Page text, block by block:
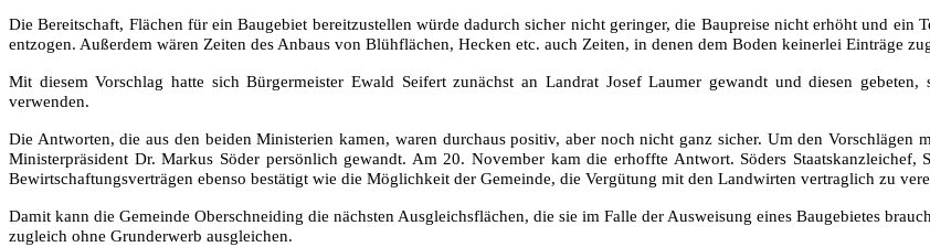
Die Bereitschaft, Flächen für ein Baugebiet bereitzustellen würde dadurch sicher nicht geringer, die Baupreise nicht erhöht und
entzogen. Außerdem wären Zeiten des Anbaus von Blühflächen, Hecken etc. auch Zeiten, in denen dem Boden keinerlei Einträge
Mit diesem Vorschlag hatte sich Bürgermeister Ewald Seifert zunächst an Landrat Josef Laumer gewandt und diesen
verwenden.
Die Antworten, die aus den beiden Ministerien kamen, waren durchaus positiv, aber noch nicht ganz sicher. Um den Vorschlägen
Ministerpräsident Dr. Markus Söder persönlich gewandt. Am 20. November kam die erhoffte Antwort. Söders
Bewirtschaftungsverträgen ebenso bestätigt wie die Möglichkeit der Gemeinde, die Vergütung mit den Landwirten vertraglich zu
Damit kann die Gemeinde Oberschneiding die nächsten Ausgleichsflächen, die sie im Falle der Ausweisung eines Baugebietes
zugleich ohne Grunderwerb ausgleichen.